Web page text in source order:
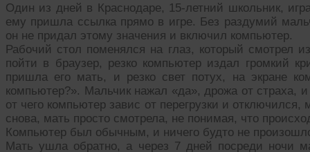
Один из дней в Краснодаре, 15-летний школьник,
ему пришла ссылка прямо в игре. Без раздумий
он не придал этому значения и включил компьютер.
Рабочий стол поменялся на глаз, который смотрел
пойти в браузер, резко компьютер издал громкий
пришла его мать, и резко свет потух, на экране
компьютер?». Мальчик нажал «да», дрожа от страха,
от чего компьютер завис от перегрузки и
снова, мать просто смотрела, не понимая, что
Компьютер был обычным, и ничего будто не
Мать ушла обратно, а через 7 дней посреди ночи